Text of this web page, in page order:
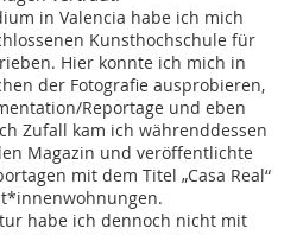
in Valencia habe ich mich
Kunsthochschule für
Hier konnte ich mich in
der Fotografie ausprobieren,
Reportage und eben
Zufall kam ich währenddessen
Magazin und veröffentlichte
mit dem Titel „Casa Real“
habe ich dennoch nicht mit